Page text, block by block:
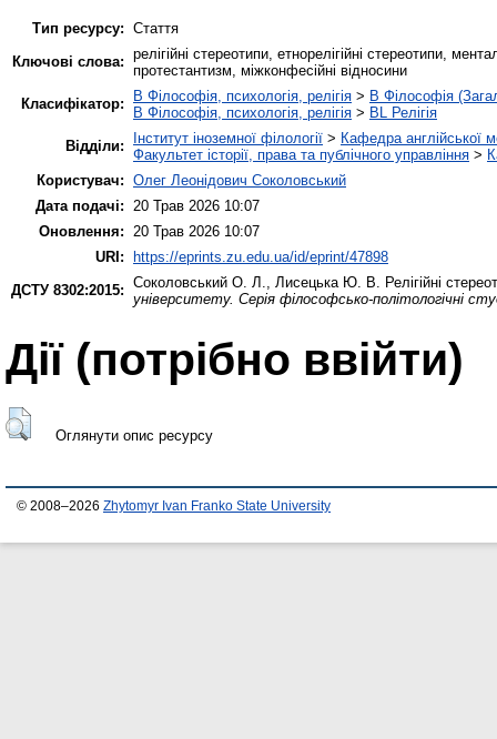
Тип ресурсу: Стаття
Ключові слова: релігійні стереотипи, етнорелігійні стереотипи,
протестантизм, міжконфесійні відносини
Класифікатор:
B Філософія, психологія, релігія > B Філософія
B Філософія, психологія, релігія > BL Релігія
Відділи:
Інститут іноземної філології > Кафедра англійської
Факультет історії, права та публічного управління >
Користувач: Олег Леонідович Соколовський
Дата подачі:
20 Трав 2026 10:07
Оновлення:
20 Трав 2026 10:07
URI: https://eprints.zu.edu.ua/id/eprint/47898
ДСТУ 8302:2015: Соколовський О. Л. Лисецька Ю. В.
Релігійні
університету. Серія філософсько-політологічні
Дії ​​(потрібно ввійти)
Оглянути опис ресурсу
© 2008–2026 Zhytomyr Ivan Franko State University